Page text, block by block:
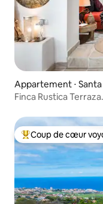
Appartement ⋅
Finca Rustica
Coups de cœur
Coup de cœur